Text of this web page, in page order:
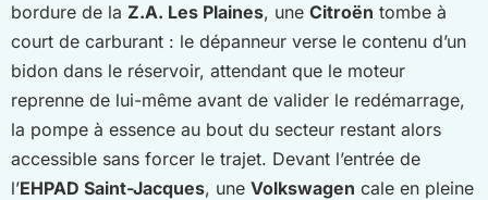
bordure de la Z.A. Les Plaines, une Citroën tombe à
court de carburant : le dépanneur verse le contenu d’un
bidon dans le réservoir, attendant que le moteur
reprenne de lui-même avant de valider le redémarrage,
la pompe à essence au bout du secteur restant alors
accessible sans forcer le trajet. Devant l’entrée de
l’EHPAD Saint-Jacques, une Volkswagen cale en pleine